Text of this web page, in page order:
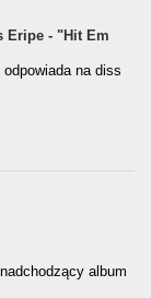
Eripe - "Hit Em
na diss
album